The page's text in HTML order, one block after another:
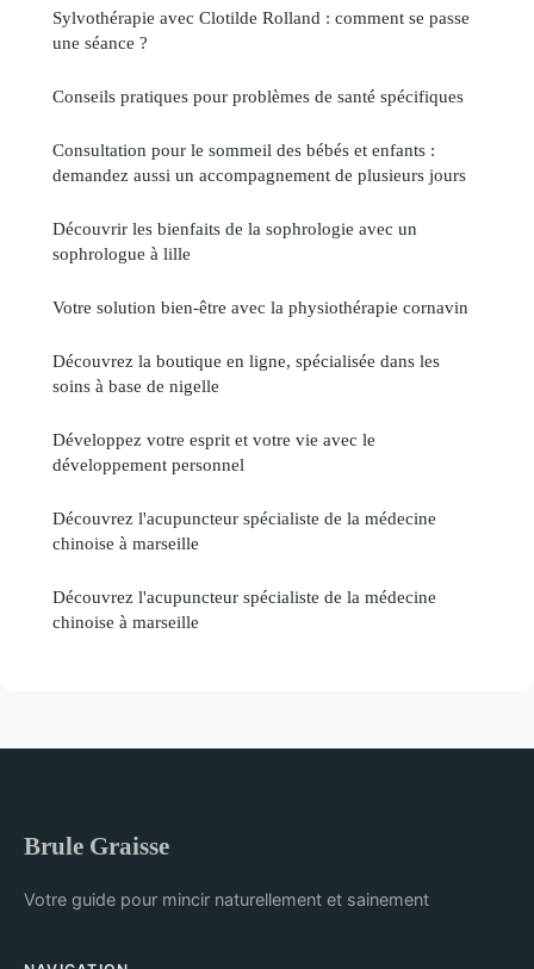
Sylvothérapie avec Clotilde Rolland : comment se passe
une séance ?
Conseils pratiques pour problèmes de santé spécifiques
Consultation pour le sommeil des bébés et enfants :
demandez aussi un accompagnement de plusieurs jours
Découvrir les bienfaits de la sophrologie avec un
sophrologue à lille
Votre solution bien-être avec la physiothérapie cornavin
Découvrez la boutique en ligne, spécialisée dans les
soins à base de nigelle
Développez votre esprit et votre vie avec le
développement personnel
Découvrez l'acupuncteur spécialiste de la médecine
chinoise à marseille
Découvrez l'acupuncteur spécialiste de la médecine
chinoise à marseille
Brule Graisse
Votre guide pour mincir naturellement et sainement